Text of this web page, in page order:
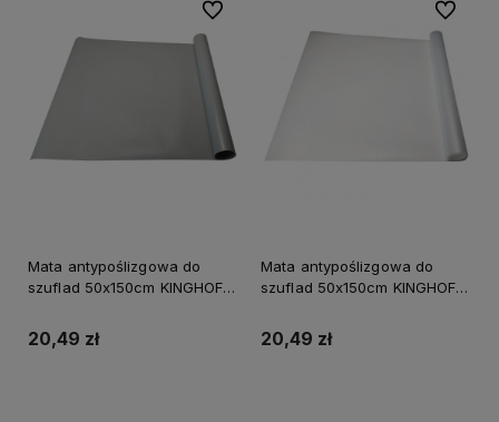
Mata antypoślizgowa do
szuflad 50x150cm KINGHOFF
20,49 zł
Do ulubionych
Mata antypoślizgowa do
szuflad 50x150cm KINGHOFF
20,49 zł
Do